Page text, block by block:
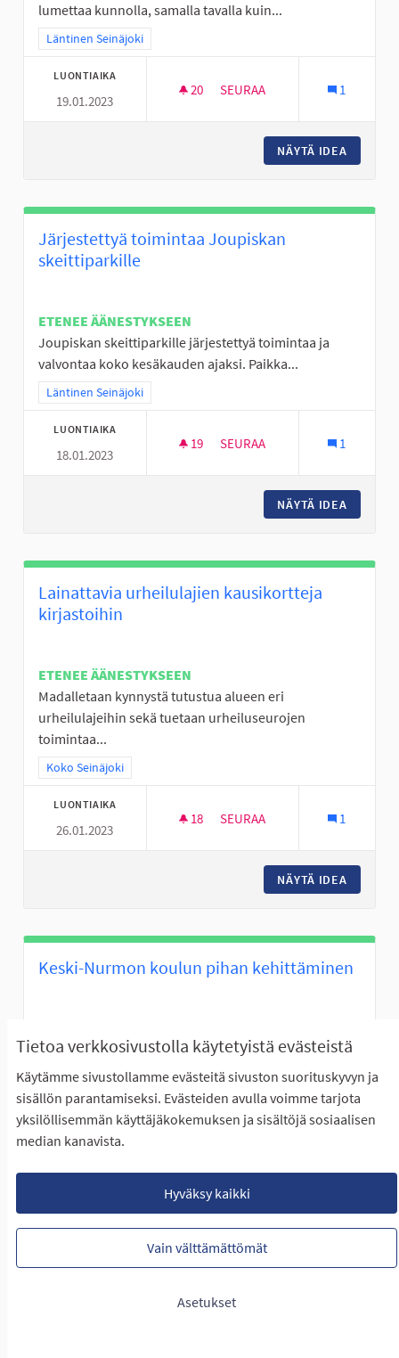
Tietoa verkkosivustolla käytetyistä evästeistä
Käytämme sivustollamme evästeitä sivuston suorituskyvyn ja
sisällön parantamiseksi. Evästeiden avulla voimme tarjota
yksilöllisemmän käyttäjäkokemuksen ja sisältöjä sosiaalisen
median kanavista.
Hyväksy kaikki
Vain välttämättömät
Asetukset
lumettaa kunnolla, samalla tavalla kuin...
Rajaa tulokset teeman mukaan: Läntinen Seinäjoki
Läntinen Seinäjoki
LUONTIAIKA
19.01.2023
20 20 SEURAAJAA
SEURAA 1
NÄYTÄ IDEA
Järjestettyä toimintaa Joupiskan
skeittiparkille
ETENEE ÄÄNESTYKSEEN
Joupiskan skeittiparkille järjestettyä toimintaa ja
valvontaa koko kesäkauden ajaksi. Paikka...
Rajaa tulokset teeman mukaan: Läntinen Seinäjoki
Läntinen Seinäjoki
LUONTIAIKA
18.01.2023
19 19 SEURAAJAA
SEURAA 1
NÄYTÄ IDEA
Lainattavia urheilulajien kausikortteja
kirjastoihin
ETENEE ÄÄNESTYKSEEN
Madalletaan kynnystä tutustua alueen eri
urheilulajeihin sekä tuetaan urheiluseurojen
toimintaa...
Rajaa tulokset teeman mukaan: Koko Seinäjoki
Koko Seinäjoki
LUONTIAIKA
26.01.2023
18 18 SEURAAJAA
SEURAA 1
NÄYTÄ IDEA
Keski-Nurmon koulun pihan kehittäminen
Keski-Nurmon koulun oppilaskunnan hallitus esittää
seuraavanlaisia toiveita Keski-Nurmon koulun...
Rajaa tulokset teeman mukaan: Itäinen Seinäjoki
Itäinen Seinäjoki
LUONTIAIKA
NÄYTÄ IDEAKESKI-